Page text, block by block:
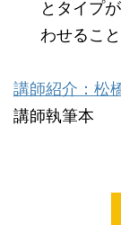
とタイプ
わせるこ
講師紹介：松
講師執筆本